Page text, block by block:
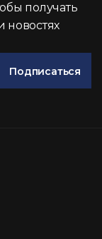
получать
Подписаться